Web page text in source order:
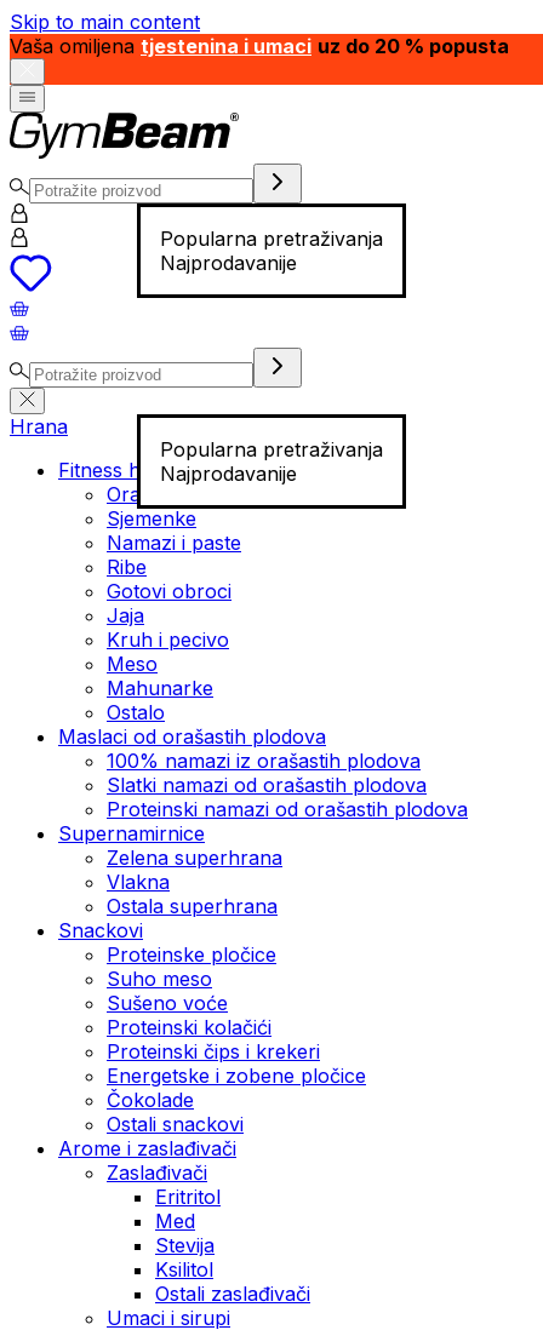
Skip to main content
Vaša omiljena tjestenina i umaci uz do 20 % popusta
Popularna pretraživanja
Najprodavanije
Popularna pretraživanja
Najprodavanije
Hrana
Fitness hrana
Orašasti plodovi
Sjemenke
Namazi i paste
Ribe
Gotovi obroci
Jaja
Kruh i pecivo
Meso
Mahunarke
Ostalo
Maslaci od orašastih plodova
100% namazi iz orašastih plodova
Slatki namazi od orašastih plodova
Proteinski namazi od orašastih plodova
Supernamirnice
Zelena superhrana
Vlakna
Ostala superhrana
Snackovi
Proteinske pločice
Suho meso
Sušeno voće
Proteinski kolačići
Proteinski čips i krekeri
Energetske i zobene pločice
Čokolade
Ostali snackovi
Arome i zaslađivači
Zaslađivači
Eritritol
Med
Stevija
Ksilitol
Ostali zaslađivači
Umaci i sirupi